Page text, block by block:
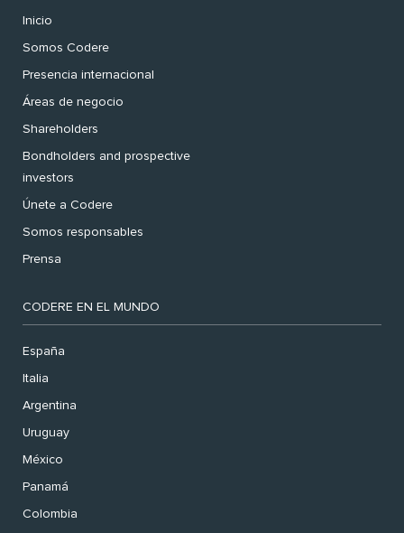
Inicio
Somos Codere
Presencia internacional
Áreas de negocio
Shareholders
Bondholders and prospective
investors
Únete a Codere
Somos responsables
Prensa
CODERE EN EL MUNDO
España
Italia
Argentina
Uruguay
México
Panamá
Colombia